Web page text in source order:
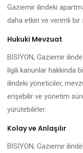
Gaziemir ilindeki
daha etkin ve verimli bir
Hukuki Mevzuat
BİSİYON, Gaziemir
ilgili kanunlar hakkında
ilindeki yöneticiler,
erişebilir ve yönetim
yürütebilirler.
Kolay ve Anlaşılır
BİSİYON, Gaziemir